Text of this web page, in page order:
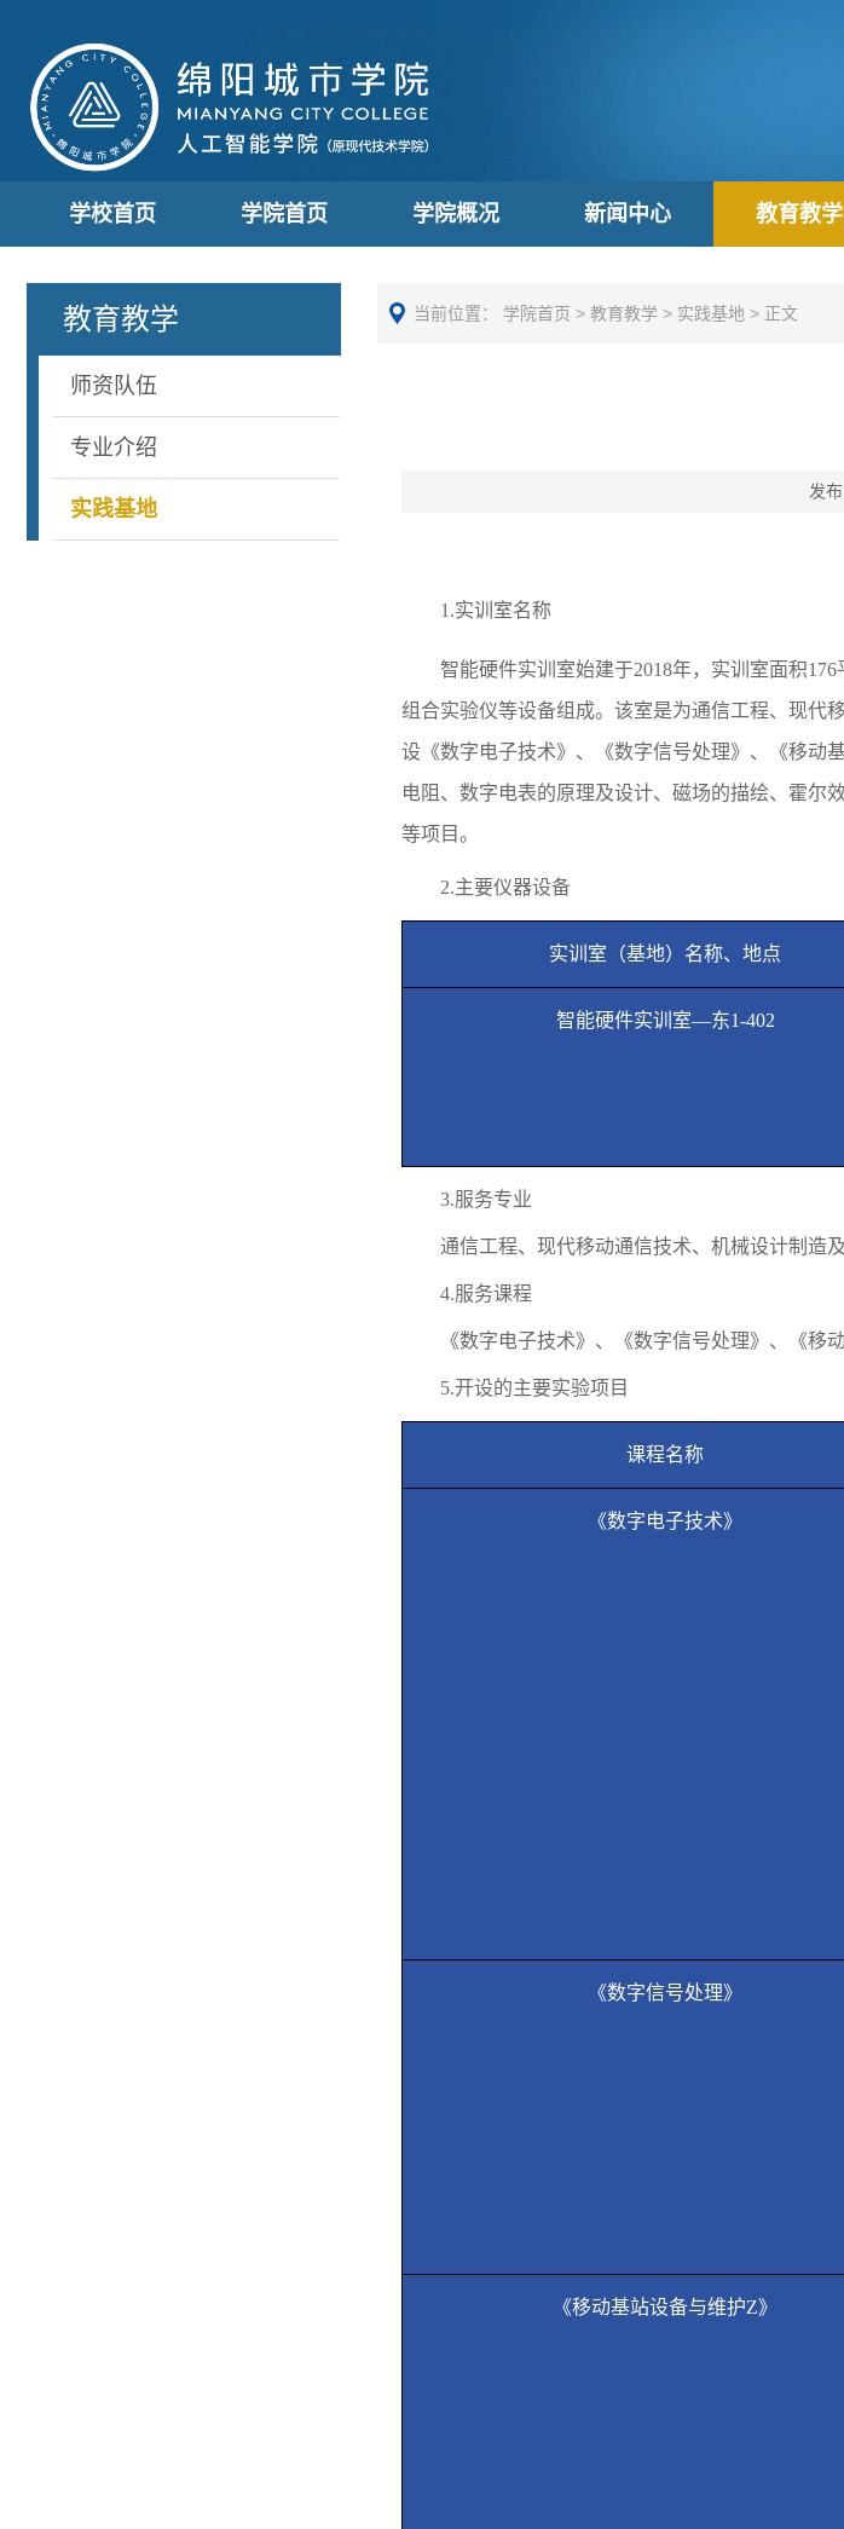
学校首页 学院首页 学院概况 新闻中心 教育教学
教育教学
师资队伍
专业介绍
实践基地
当前位置： 学院首页 > 教育教学 > 实践基地 > 正文
发
1 .实训室名称
智能硬件实训室始建于2018年，实训室面积176
组合实验仪等设备组成。该室是为通信工程、现代
设《数字电子技术》、《数字信号处理》、《移动
电阻、数字电表的原理及设计、磁场的描绘、霍尔
等项目。
2.主要仪器设备
实训室（基地）名称、地点
智能硬件实训室—东1-402
3.服务专业
通信工程、现代移动通信技术、机械设计制造
4.服务课程
《数字电子技术》、《数字信号处理》、《移
5.开设的主要实验项目
课程名称
《数字电子技术》
《数字信号处理》
《移动基站设备与维护Z》